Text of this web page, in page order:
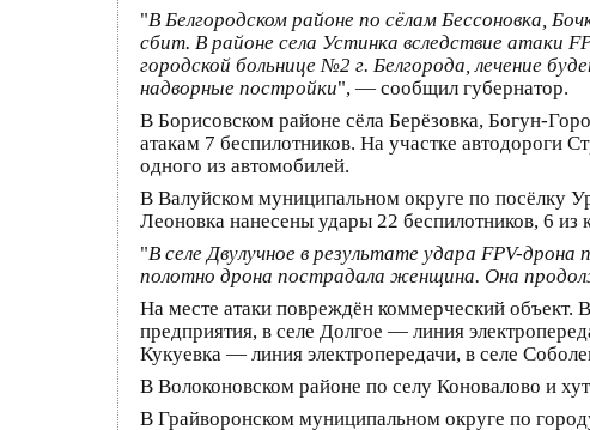
"В Белгородском районе по сёлам Бессоновка,
сбит. В районе села Устинка вследствие атаки
городской больнице №2 г. Белгорода, лечение
надворные постройки", — сообщил губернатор.
В Борисовском районе сёла Берёзовка, Богун-
атакам 7 беспилотников. На участке
одного из автомобилей.
В Валуйском муниципальном округе по посёлку
Леоновка нанесены удары 22 беспилотников, 6 из
"В селе Двулучное в результате удара FPV-
полотно дрона пострадала женщина. Она
На месте атаки повреждён коммерческий
предприятия, в селе Долгое — линия
Кукуевка — линия электропередачи, в селе
В Волоконовском районе по селу Коновалово и
В Грайворонском муниципальном округе по